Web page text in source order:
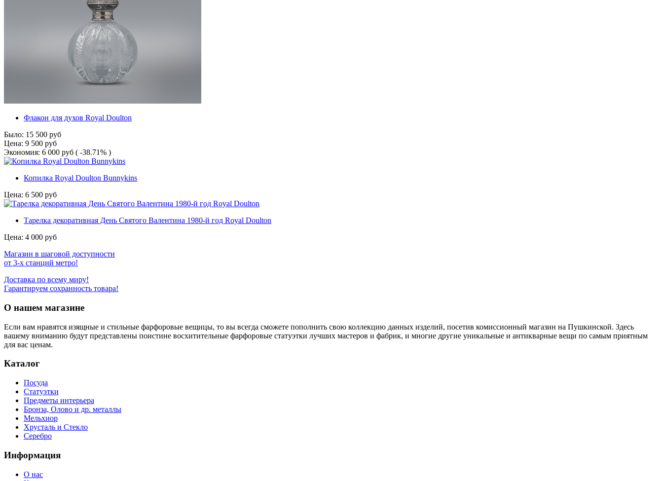
Флакон для духов Royal Doulton
Было: 15 500 руб
Цена: 9 500 руб
Экономия: 6 000 руб ( -38.71% )
Копилка Royal Doulton Bunnykins
Цена: 6 500 руб
Тарелка декоративная День Святого Валентина 1980-й год Royal Doulton
Цена: 4 000 руб
Магазин в шаговой доступности
от 3-х станций метро!
Доставка по всему миру!
Гарантируем сохранность товара!
О нашем магазине
Если вам нравятся изящные и стильные фарфоровые вещицы, то вы всегда сможете пополнить свою коллекцию данных изделий, посетив комиссионный магазин на Пушкинской. Здесь
вашему вниманию будут представлены поистине восхитительные фарфоровые статуэтки лучших мастеров и фабрик, и многие другие уникальные и антикварные вещи по самым приятным
для вас ценам.
Каталог
Посуда
Статуэтки
Предметы интерьера
Бронза, Олово и др. металлы
Мельхиор
Хрусталь и Стекло
Серебро
Информация
О нас